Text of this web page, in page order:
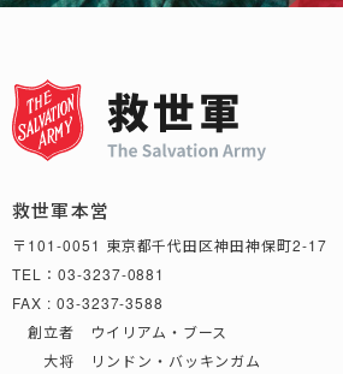
救世軍本営
〒101-0051 東京都千代田区神田神保町2-17
TEL：03-3237-0881
FAX : 03-3237-3588
創立者 ウイリアム・ブース
大将 リンドン・バッキンガム